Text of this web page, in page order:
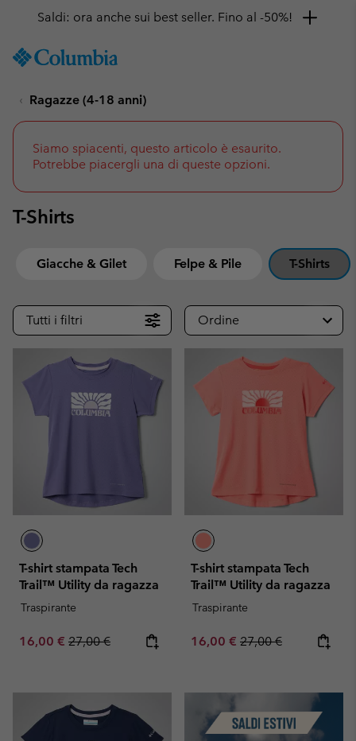
TO
SKIP
NAV
TO
SEARCH
Ottieni il 10% di sconto
Ragazze (4-18 anni)
Siamo spiacenti, questo articolo è esaurito.
Potrebbe piacergli una di queste opzioni.
T-Shirts
Giacche & Gilet Felpe & Pile T-Shirts
Tutti i filtri Ordine
T-shirt stampata Tech
Trail™ Utility da ragazza
Traspirante
Sale price:
16,00 € Regular price:
27,00 €
T-shirt stampata Tech
Trail™ Utility da ragazza
Traspirante
Sale price:
16,00 € Regular price:
27,00 €
Summer Sale